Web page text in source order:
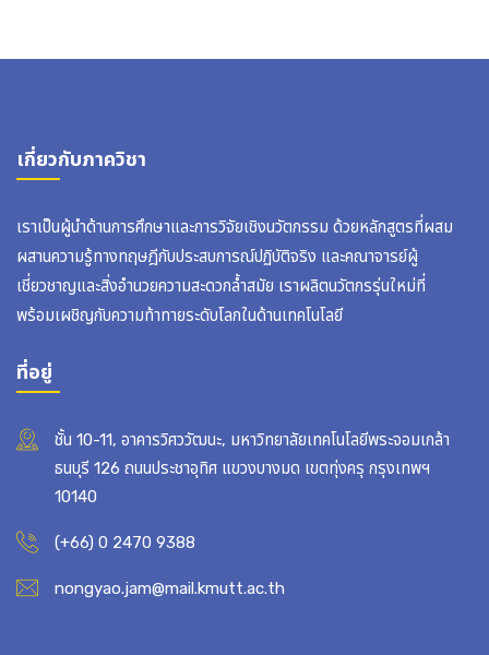
เกี่ยวกับภาควิชา
เราเป็นผู้นำด้านการศึกษาและการวิจัยเชิงนวัตกรรม ด้วยหลักสูตรที่ผสม
ผสานความรู้ทางทฤษฎีกับประสบการณ์ปฏิบัติจริง และคณาจารย์ผู้
เชี่ยวชาญและสิ่งอำนวยความสะดวกล้ำสมัย เราผลิตนวัตกรรุ่นใหม่ที่
พร้อมเผชิญกับความท้าทายระดับโลกในด้านเทคโนโลยี
ที่อยู่
ชั้น 10-11, อาคารวิศววัฒนะ, มหาวิทยาลัยเทคโนโลยีพระจอมเกล้า
ธนบุรี 126 ถนนประชาอุทิศ แขวงบางมด เขตทุ่งครุ กรุงเทพฯ
10140
(+66) 0 2470 9388
nongyao.jam@mail.kmutt.ac.th